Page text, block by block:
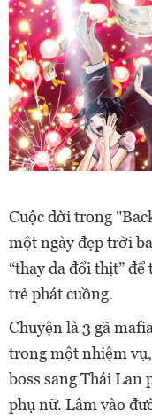
Cuộc đời trong
một ngày đẹp trời
“thay da đổi thịt”
trẻ phát cuồng.
Chuyện là 3 gã
trong một nhiệm
boss sang Thái Lan
phụ nữ. Lâm vào